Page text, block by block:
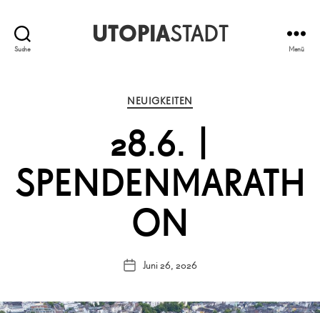
Suche
UTOPIASTADT
Menü
Kategorien
NEUIGKEITEN
28.6. |
SPENDENMARATH
ON
Veröffentlichungsdatum
Juni 26, 2026